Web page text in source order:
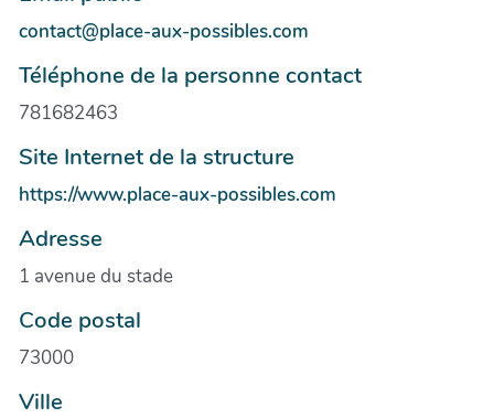
contact@place-aux-possibles.com
Téléphone de la personne contact
781682463
Site Internet de la structure
https://www.place-aux-possibles.com
Adresse
1 avenue du stade
Code postal
73000
Ville